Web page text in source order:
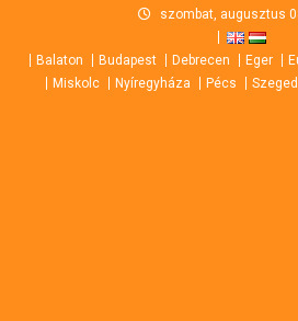
content
szombat, augusztus
Balaton Budapest Debrecen Eger
Miskolc
Nyíregyháza Pécs Szeged